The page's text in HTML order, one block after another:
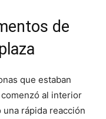
de
que estaban
al interior
rápida reacción